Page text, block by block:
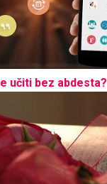
učiti bez abdesta?